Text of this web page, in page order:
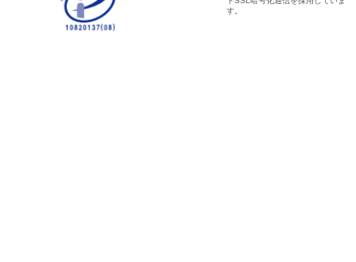
す。